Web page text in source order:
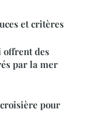
et critères
offrent des
par la mer
pour